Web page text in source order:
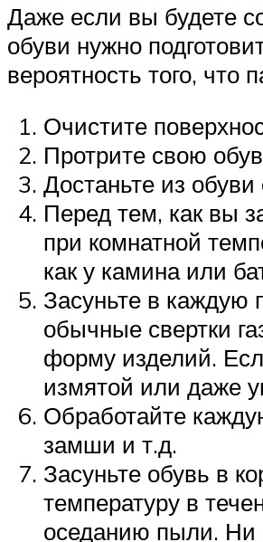
Даже если вы будете
обуви нужно
вероятность того,
Очистите
Протрите свою
Достаньте из
Перед тем, как вы
при комнатной
как у камина или
Засуньте в каждую
обычные свертки
форму изделий.
измятой или даже
Обработайте
замши и т.д.
Засуньте обувь в
температуру в
оседанию пыли. Ни